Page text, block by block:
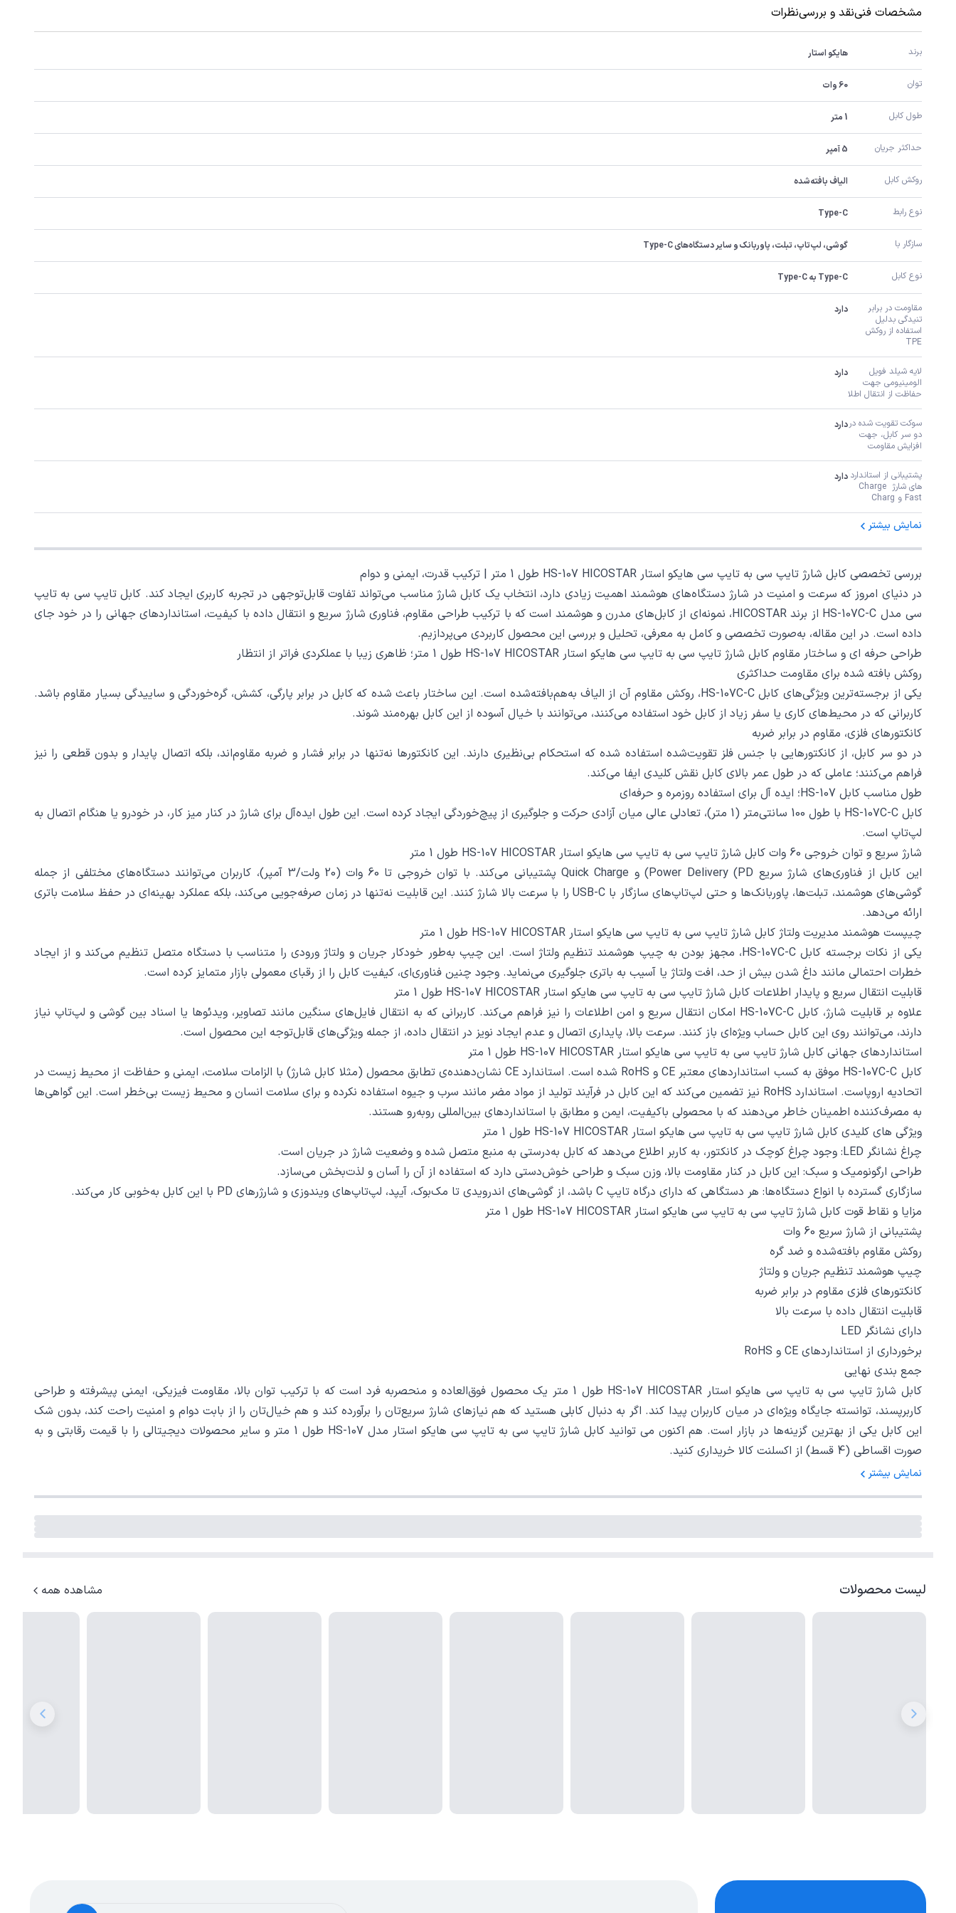
مشخصات فنینقد و بررسینظرات
برند هایکو استار
توان 60 وات
طول کابل 1 متر
حداکثر جریان 5 آمپر
روکش کابل الیاف بافته‌شده
نوع رابط Type-C
سازگار با گوشی، لپ‌تاپ، تبلت، پاوربانک و سایر دستگاه‌های Type-C
نوع کابل Type-C به Type-C
TPE
دارد
حفاظت از انتقال اطلا
دارد
سوکت تقویت شده در
افزایش مقاومت
دارد
پشتیبانی از استاندارد
های شارژ Charge
Fast و Charg
دارد
نمایش بیشتر
بررسی تخصصی کابل شارژ تایپ سی به تایپ سی هایکو استار HS-107 HICOSTAR طول 1 متر | ترکیب قدرت، ایمنی و دوام
در دنیای امروز که سرعت و امنیت در شارژ دستگاه‌های هوشمند اهمیت زیادی دارد، انتخاب یک کابل شارژ مناسب می‌تواند تفاوت قابل‌توجهی در تجربه کاربری ایجاد کند. کابل تایپ سی به تایپ
سی مدل HS-107C-C از برند HICOSTAR، نمونه‌ای از کابل‌های مدرن و هوشمند است که با ترکیب طراحی مقاوم، فناوری شارژ سریع و انتقال داده با کیفیت، استانداردهای جهانی را در خود جای
داده است. در این مقاله، به‌صورت تخصصی و کامل به معرفی، تحلیل و بررسی این محصول کاربردی می‌پردازیم.
طراحی حرفه‌ ای و ساختار مقاوم کابل شارژ تایپ سی به تایپ سی هایکو استار HS-107 HICOSTAR طول 1 متر؛ ظاهری زیبا با عملکردی فراتر از انتظار
روکش بافته‌ شده برای مقاومت حداکثری
یکی از برجسته‌ترین ویژگی‌های کابل HS-107C-C، روکش مقاوم آن از الیاف به‌هم‌بافته‌شده است. این ساختار باعث شده که کابل در برابر پارگی، کشش، گره‌خوردگی و ساییدگی بسیار مقاوم باشد.
کاربرانی که در محیط‌های کاری یا سفر زیاد از کابل خود استفاده می‌کنند، می‌توانند با خیال آسوده از این کابل بهره‌مند شوند.
کانکتورهای فلزی، مقاوم در برابر ضربه
در دو سر کابل، از کانکتورهایی با جنس فلز تقویت‌شده استفاده شده که استحکام بی‌نظیری دارند. این کانکتورها نه‌تنها در برابر فشار و ضربه مقاوم‌اند، بلکه اتصال پایدار و بدون قطعی را نیز
فراهم می‌کنند؛ عاملی که در طول عمر بالای کابل نقش کلیدی ایفا می‌کند.
طول مناسب کابل HS-107؛ ایده آل برای استفاده روزمره و حرفه‌ای
کابل HS-107C-C با طول 100 سانتی‌متر (1 متر)، تعادلی عالی میان آزادی حرکت و جلوگیری از پیچ‌خوردگی ایجاد کرده است. این طول ایده‌آل برای شارژ در کنار میز کار، در خودرو یا هنگام اتصال به
لپ‌تاپ است.
شارژ سریع و توان خروجی 60 وات کابل شارژ تایپ سی به تایپ سی هایکو استار HS-107 HICOSTAR طول 1 متر
این کابل از فناوری‌های شارژ سریع Power Delivery (PD) و Quick Charge پشتیبانی می‌کند. با توان خروجی تا 60 وات (20 ولت/3 آمپر)، کاربران می‌توانند دستگاه‌های مختلفی از جمله
گوشی‌های هوشمند، تبلت‌ها، پاوربانک‌ها و حتی لپ‌تاپ‌های سازگار با USB-C را با سرعت بالا شارژ کنند. این قابلیت نه‌تنها در زمان صرفه‌جویی می‌کند، بلکه عملکرد بهینه‌ای در حفظ سلامت باتری
ارائه می‌دهد.
چیپست هوشمند مدیریت ولتاژ کابل شارژ تایپ سی به تایپ سی هایکو استار HS-107 HICOSTAR طول 1 متر
یکی از نکات برجسته کابل HS-107C-C، مجهز بودن به چیپ هوشمند تنظیم ولتاژ است. این چیپ به‌طور خودکار جریان و ولتاژ ورودی را متناسب با دستگاه متصل تنظیم می‌کند و از ایجاد
خطرات احتمالی مانند داغ شدن بیش از حد، افت ولتاژ یا آسیب به باتری جلوگیری می‌نماید. وجود چنین فناوری‌ای، کیفیت کابل را از رقبای معمولی بازار متمایز کرده است.
قابلیت انتقال سریع و پایدار اطلاعات کابل شارژ تایپ سی به تایپ سی هایکو استار HS-107 HICOSTAR طول 1 متر
علاوه بر قابلیت شارژ، کابل HS-107C-C امکان انتقال سریع و امن اطلاعات را نیز فراهم می‌کند. کاربرانی که به انتقال فایل‌های سنگین مانند تصاویر، ویدئوها یا اسناد بین گوشی و لپ‌تاپ نیاز
دارند، می‌توانند روی این کابل حساب ویژه‌ای باز کنند. سرعت بالا، پایداری اتصال و عدم ایجاد نویز در انتقال داده، از جمله ویژگی‌های قابل‌توجه این محصول است.
استانداردهای جهانی کابل شارژ تایپ سی به تایپ سی هایکو استار HS-107 HICOSTAR طول 1 متر
کابل HS-107C-C موفق به کسب استانداردهای معتبر CE و RoHS شده است. استاندارد CE نشان‌دهنده‌ی تطابق محصول (مثلا کابل شارژ) با الزامات سلامت، ایمنی و حفاظت از محیط زیست در
اتحادیه اروپاست. استاندارد RoHS نیز تضمین می‌کند که این کابل در فرآیند تولید از مواد مضر مانند سرب و جیوه استفاده نکرده و برای سلامت انسان و محیط زیست بی‌خطر است. این گواهی‌ها
به مصرف‌کننده اطمینان خاطر می‌دهند که با محصولی باکیفیت، ایمن و مطابق با استانداردهای بین‌المللی روبه‌رو هستند.
ویژگی‌ های کلیدی کابل شارژ تایپ سی به تایپ سی هایکو استار HS-107 HICOSTAR طول 1 متر
چراغ نشانگر LED: وجود چراغ کوچک در کانکتور، به کاربر اطلاع می‌دهد که کابل به‌درستی به منبع متصل شده و وضعیت شارژ در جریان است.
طراحی ارگونومیک و سبک: این کابل در کنار مقاومت بالا، وزن سبک و طراحی خوش‌دستی دارد که استفاده از آن را آسان و لذت‌بخش می‌سازد.
سازگاری گسترده با انواع دستگاه‌ها: هر دستگاهی که دارای درگاه تایپ C باشد، از گوشی‌های اندرویدی تا مک‌بوک، آیپد، لپ‌تاپ‌های ویندوزی و شارژرهای PD با این کابل به‌خوبی کار می‌کند.
مزایا و نقاط قوت کابل شارژ تایپ سی به تایپ سی هایکو استار HS-107 HICOSTAR طول 1 متر
پشتیبانی از شارژ سریع 60 وات
روکش مقاوم بافته‌شده و ضد گره
چیپ هوشمند تنظیم جریان و ولتاژ
کانکتورهای فلزی مقاوم در برابر ضربه
قابلیت انتقال داده با سرعت بالا
دارای نشانگر LED
برخورداری از استانداردهای CE و RoHS
جمع‌ بندی نهایی
کابل شارژ تایپ سی به تایپ سی هایکو استار HS-107 HICOSTAR طول 1 متر یک محصول فوق‌العاده و منحصربه فرد است که با ترکیب توان بالا، مقاومت فیزیکی، ایمنی پیشرفته و طراحی
کاربرپسند، توانسته جایگاه ویژه‌ای در میان کاربران پیدا کند. اگر به دنبال کابلی هستید که هم نیازهای شارژ سریع‌تان را برآورده کند و هم خیال‌تان را از بابت دوام و امنیت راحت کند، بدون شک
این کابل یکی از بهترین گزینه‌ها در بازار است. هم اکنون می توانید کابل شارژ تایپ سی به تایپ سی هایکو استار مدل HS-107 طول 1 متر و سایر محصولات دیجیتالی را با قیمت رقابتی و به
صورت اقساطی (4 قسط) از اکسلنت کالا خریداری کنید.
نمایش بیشتر
لیست محصولات مشاهده همه